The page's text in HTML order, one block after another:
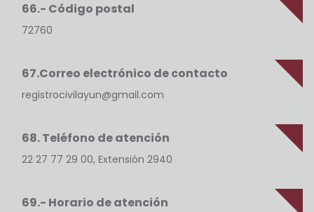
66.- Código postal
72760
67.Correo electrónico de contacto
registrocivilayun@gmail.com
68. Teléfono de atención
22 27 77 29 00, Extensión 2940
69.- Horario de atención